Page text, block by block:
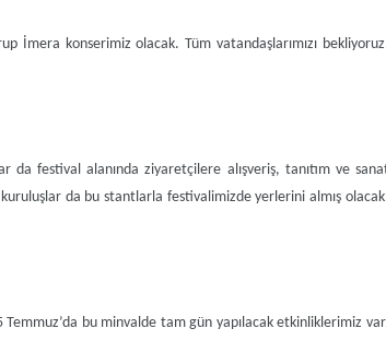
İmera konserimiz olacak. Tüm vatandaşlarımızı
da festival alanında ziyaretçilere alışveriş, tanıtım ve
da bu stantlarla festivalimizde yerlerini almış
bu minvalde tam gün yapılacak etkinliklerimiz